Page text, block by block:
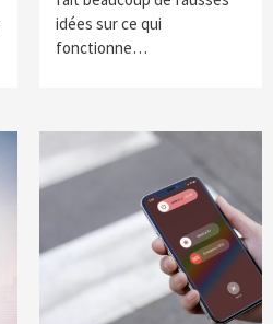
idées sur ce qui
fonctionne…